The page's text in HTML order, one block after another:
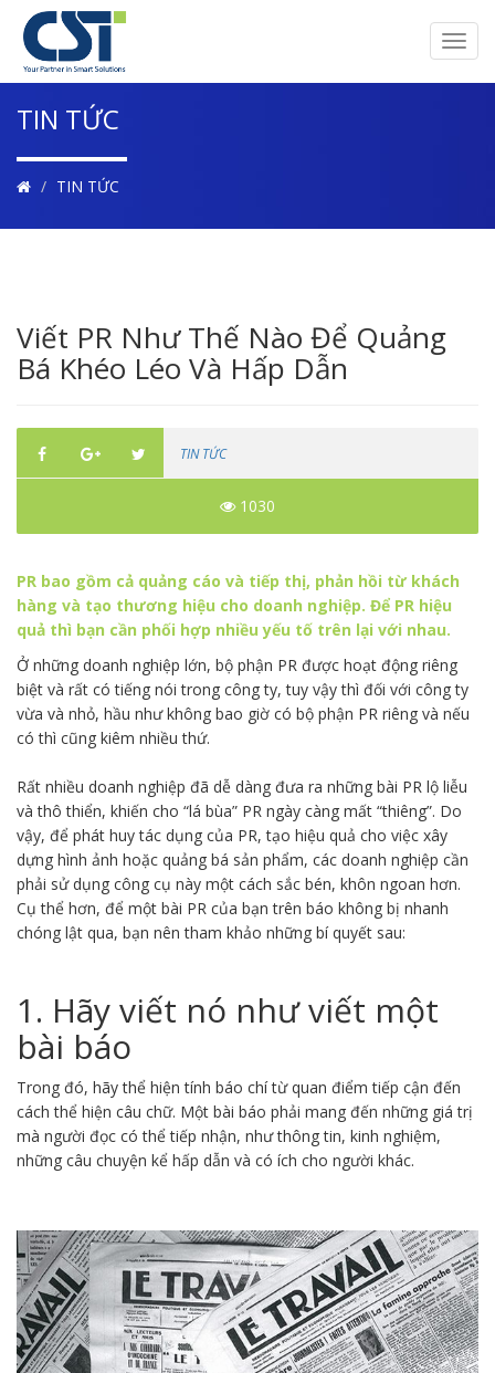
TIN TỨC
TIN TỨC
Viết PR Như Thế Nào Để Quảng
Bá Khéo Léo Và Hấp Dẫn
TIN TỨC
1030
PR bao gồm cả quảng cáo và tiếp thị, phản hồi từ khách
hàng và tạo thương hiệu cho doanh nghiệp. Để PR hiệu
quả thì bạn cần phối hợp nhiều yếu tố trên lại với nhau.
Ở những doanh nghiệp lớn, bộ phận PR được hoạt động riêng
biệt và rất có tiếng nói trong công ty, tuy vậy thì đối với công ty
vừa và nhỏ, hầu như không bao giờ có bộ phận PR riêng và nếu
có thì cũng kiêm nhiều thứ.
Rất nhiều doanh nghiệp đã dễ dàng đưa ra những bài PR lộ liễu
và thô thiển, khiến cho “lá bùa” PR ngày càng mất “thiêng”. Do
vậy, để phát huy tác dụng của PR, tạo hiệu quả cho việc xây
dựng hình ảnh hoặc quảng bá sản phẩm, các doanh nghiệp cần
phải sử dụng công cụ này một cách sắc bén, khôn ngoan hơn.
Cụ thể hơn, để một bài PR của bạn trên báo không bị nhanh
chóng lật qua, bạn nên tham khảo những bí quyết sau:
1. Hãy viết nó như viết một
bài báo
Trong đó, hãy thể hiện tính báo chí từ quan điểm tiếp cận đến
cách thể hiện câu chữ. Một bài báo phải mang đến những giá trị
mà người đọc có thể tiếp nhận, như thông tin, kinh nghiệm,
những câu chuyện kể hấp dẫn và có ích cho người khác.